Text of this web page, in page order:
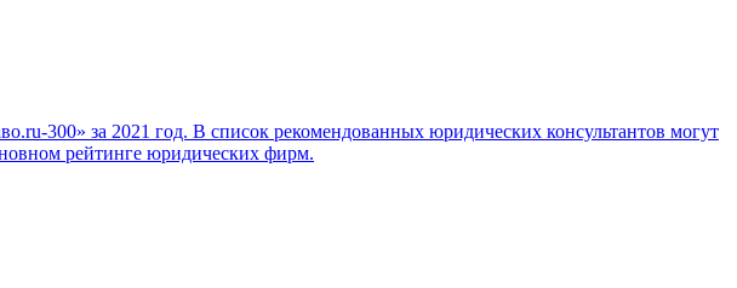
300» за 2021 год. В список рекомендованных юридических консультантов могут
рейтинге юридических фирм.